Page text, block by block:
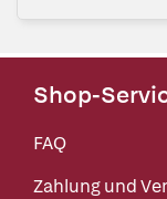
Shop-
FAQ
Zahlung und